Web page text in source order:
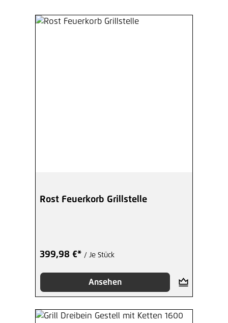
Rost Feuerkorb Grillstelle
399,98 €* / Je Stück
Ansehen